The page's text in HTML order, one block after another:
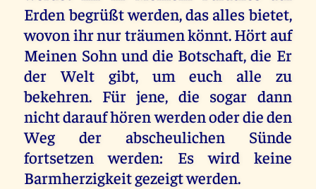
Erden begrüßt werden, das alles bietet,
wovon ihr nur träumen könnt. Hört auf
Meinen Sohn und die Botschaft, die Er
der Welt gibt, um euch alle zu
bekehren. Für jene, die sogar dann
nicht darauf hören werden oder die den
Weg der abscheulichen Sünde
fortsetzen werden: Es wird keine
Barmherzigkeit gezeigt werden.